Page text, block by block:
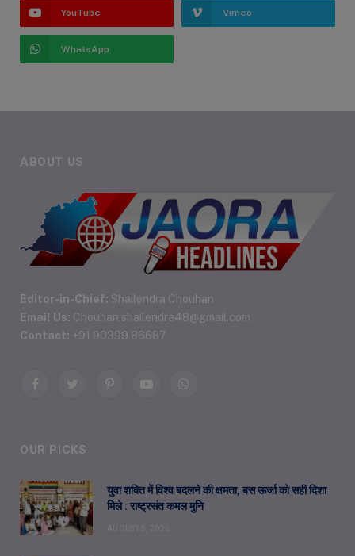
YouTube Vimeo
WhatsApp
ABOUT US
Editor-in-Chief: Shailendra Chouhan
Email Us: Chouhan.shailendra48@gmail.com
Contact: +91 90399 86687
FacebookTwitterPinterestYouTubeWhatsApp
OUR PICKS
युवा शक्ति में विश्व बदलने की क्षमता, बस ऊर्जा को सही दिशा
मिले : राष्ट्रसंत कमल मुनि